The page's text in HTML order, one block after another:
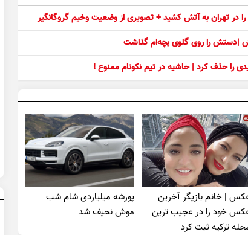
را در تهران به آتش کشید + تصویری از وضعیت وخیم گروگانگیر
|دستش را روی گلوی بچه‌ام گذاشت
را حذف کرد | حاشیه در تیم نکونام ممنوع !
| خانم بازیگر آخرین
خود را در عجیب ترین
ترکیه ثبت کرد
پورشه میلیاردی شام شب
موش‌ نحیف شد